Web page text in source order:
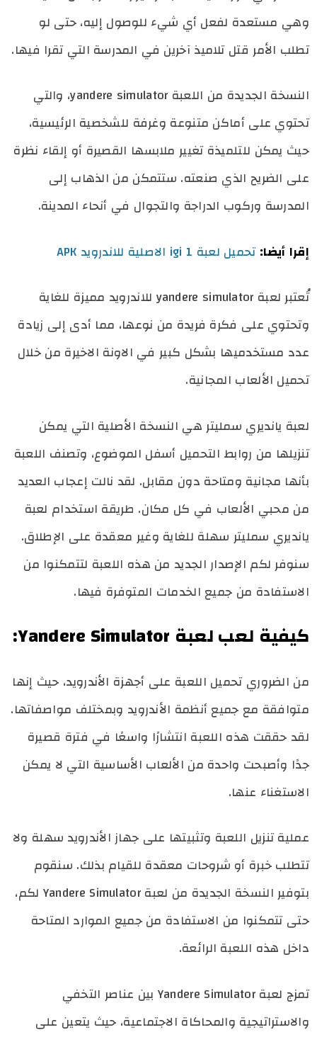
وهي مستعدة لفعل أي شيء للوصول إليه، حتى لو
تطلب الأمر قتل تلاميذ آخرين في المدرسة التي تقرا فيها.
النسخة الجديدة من اللعبة yandere simulator، والتي
تحتوي على أماكن متنوعة وغرفة للشخصية الرئيسية،
حيث يمكن للتلميذة تغيير ملابسها القصيرة أو إلقاء نظرة
على الضريح الذي صنعته. ستتمكن من الذهاب إلى
المدرسة وركوب الدراجة والتجوال في أنحاء المدينة.
إقرا أيضا:تحميل لعبة igi 1 الاصلية للاندرويد APK
تُعتبر لعبة yandere simulator للاندرويد مميزة للغاية
وتحتوي على فكرة فريدة من نوعها، مما أدى إلى زيادة
عدد مستخدميها بشكل كبير في الاونة الاخيرة من خلال
تحميل الألعاب المجانية.
لعبة يانديري سمليتر هي النسخة الأصلية التي يمكن
تنزيلها من روابط التحميل أسفل الموضوع، وتصنف اللعبة
بأنها مجانية ومتاحة دون مقابل. لقد نالت إعجاب العديد
من محبي الألعاب في كل مكان. طريقة استخدام لعبة
يانديري سمليتر سهلة للغاية وغير معقدة على الإطلاق.
سنوفر لكم الإصدار الجديد من هذه اللعبة لتتمكنوا من
الاستفادة من جميع الخدمات المتوفرة فيها.
كيفية لعب لعبة Yandere Simulator:
من الضروري تحميل اللعبة على أجهزة الأندرويد، حيث إنها
متوافقة مع جميع أنظمة الأندرويد وبمختلف مواصفاتها.
لقد حققت هذه اللعبة انتشارًا واسعًا في فترة قصيرة
جدًا وأصبحت واحدة من الألعاب الأساسية التي لا يمكن
الاستغناء عنها.
عملية تنزيل اللعبة وتثبيتها على جهاز الأندرويد سهلة ولا
تتطلب خبرة أو شروحات معقدة للقيام بذلك. سنقوم
بتوفير النسخة الجديدة من لعبة Yandere Simulator لكم،
حتى تتمكنوا من الاستفادة من جميع الموارد المتاحة
داخل هذه اللعبة الرائعة.
تمزج لعبة Yandere Simulator بين عناصر التخفي
والاستراتيجية والمحاكاة الاجتماعية، حيث يتعين على